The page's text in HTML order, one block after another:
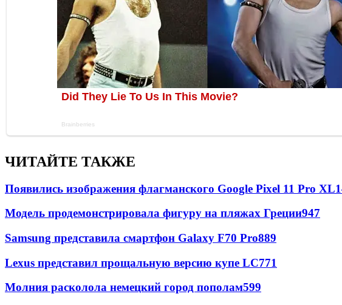
ЧИТАЙТЕ ТАКЖЕ
Появились изображения флагманского Google Pixel 11 Pro XL
Модель продемонстрировала фигуру на пляжах Греции947
Samsung представила смартфон Galaxy F70 Pro889
Lexus представил прощальную версию купе LC771
Молния расколола немецкий город пополам599